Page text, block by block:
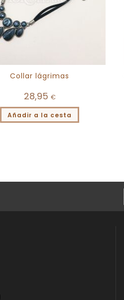
Collar lágrimas
28,95 €
Añadir a la cesta